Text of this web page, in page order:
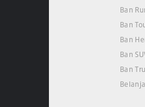
Ban
Ban
Ban
Ban
Ban